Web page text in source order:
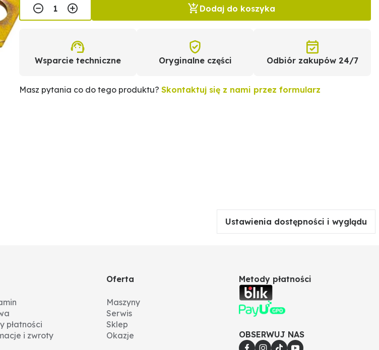
Dodaj do koszyka
Wsparcie techniczne Oryginalne części Odbiór zakupów 24/7
Masz pytania co do tego produktu?Skontaktuj się z nami przez formularz
Ustawienia dostępności i wyglądu
płatności
i zwroty
Oferta
Maszyny
Serwis
Sklep
Okazje
Metody płatności
OBSERWUJ NAS